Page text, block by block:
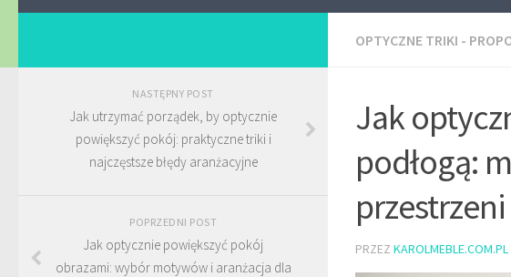
OPTYCZNE TRIKI -
Jak
podłogą:
PRZEZ KAROLMEBLE.COM.PL
NASTĘPNY POST
Jak utrzymać porządek, by optycznie
powiększyć pokój: praktyczne triki i
najczęstsze błędy aranżacyjne
POPRZEDNI POST
Jak optycznie powiększyć pokój
obrazami: wybór motywów i aranżacja dla